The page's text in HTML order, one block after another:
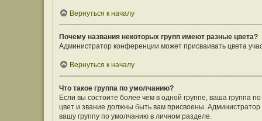
Вернуться к началу
Почему названия некоторых групп имеют разные цвета?
Администратор конференции может присваивать цвета
Вернуться к началу
Что такое группа по умолчанию?
Если вы состоите более чем в одной группе, ваша группа
цвет и звание должны быть вам присвоены.
вашу группу по умолчанию в личном разделе.